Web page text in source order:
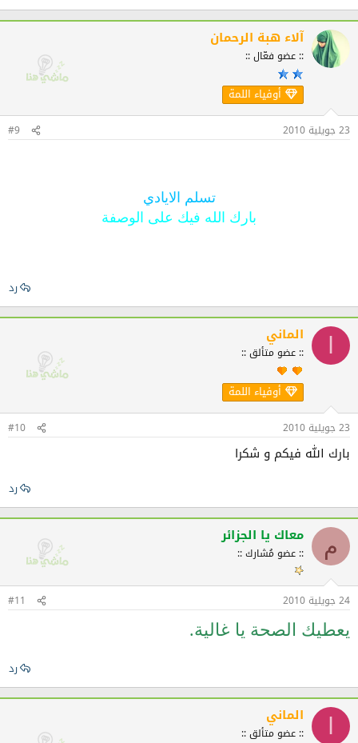
آلاء هبة الرحمان
:: عضو فعّال ::
أوفياء اللمة
23 جويلية 2010 #9
تسلم الايادي
بارك الله فيك على الوصفة
رد
الماني
:: عضو متألق ::
أوفياء اللمة
23 جويلية 2010 #10
بارك الله فيكم و شكرا
رد
م معاك يا الجزائر
:: عضو مُشارك ::
24 جويلية 2010 #11
يعطيك الصحة يا غالية.
رد
الماني
:: عضو متألق ::